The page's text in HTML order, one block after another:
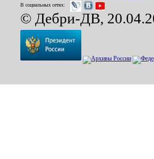
В социальных сетях:
© Дебри-ДВ,